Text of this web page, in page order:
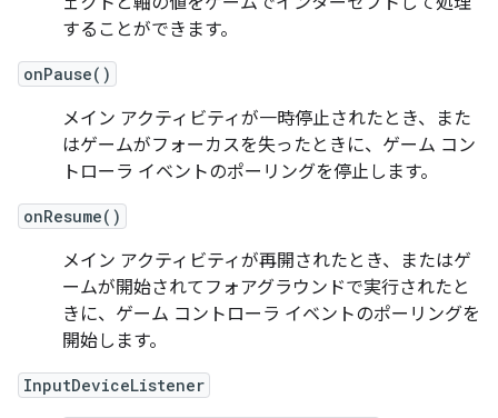
することができます。
onPause()
メイン アクティビティが一時停止されたとき、また
はゲームがフォーカスを失ったときに、ゲーム コン
トローラ イベントのポーリングを停止します。
onResume()
メイン アクティビティが再開されたとき、またはゲ
ームが開始されてフォアグラウンドで実行されたと
きに、ゲーム コントローラ イベントのポーリングを
開始します。
InputDeviceListener